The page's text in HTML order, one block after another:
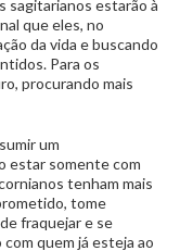
sagitarianos estarão à
que eles, no
da vida e buscando
Para os
procurando mais
um
estar somente com
tenham mais
tome
fraquejar e se
quem já esteja ao